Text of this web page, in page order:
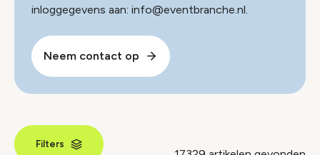
inloggegevens aan: info@eventbranche.nl.
Neem contact op
Filters